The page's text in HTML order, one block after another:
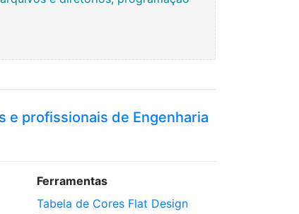
e profissionais de Engenharia
Ferramentas
Tabela de Cores Flat Design